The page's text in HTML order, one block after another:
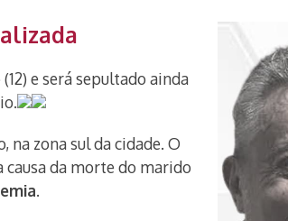
e será sepultado ainda
na zona sul da cidade. O
causa da morte do marido
.